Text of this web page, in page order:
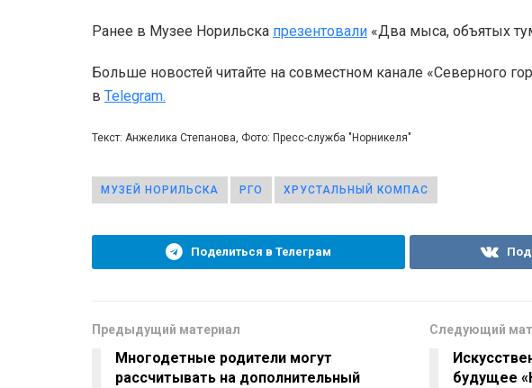
Ранее в Музее Норильска презентовали «Два мыса, объятых
Больше новостей читайте на совместном канале «Северного
в Telegram.
Текст: Анжелика Степанова, Фото: Пресс-служба "Норникеля"
МУЗЕЙ НОРИЛЬСКА РГО ХРУСТАЛЬНЫЙ КОМПАС
Поделиться в Телеграм
Предыдущий материал
Многодетные родители могут
рассчитывать на дополнительный
Следующий
будущее